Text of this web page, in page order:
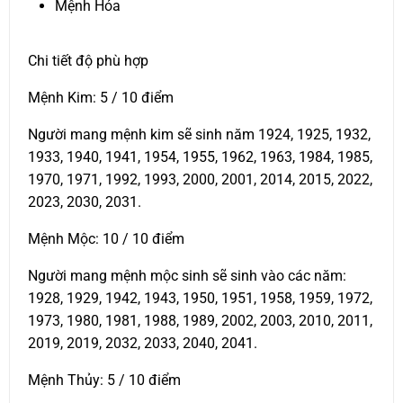
Mệnh Hỏa
Chi tiết độ phù hợp
Mệnh Kim: 5 / 10 điểm
Người mang mệnh kim sẽ sinh năm 1924, 1925, 1932,
1933, 1940, 1941, 1954, 1955, 1962, 1963, 1984, 1985,
1970, 1971, 1992, 1993, 2000, 2001, 2014, 2015, 2022,
2023, 2030, 2031.
Mệnh Mộc: 10 / 10 điểm
Người mang mệnh mộc sinh sẽ sinh vào các năm:
1928, 1929, 1942, 1943, 1950, 1951, 1958, 1959, 1972,
1973, 1980, 1981, 1988, 1989, 2002, 2003, 2010, 2011,
2019, 2019, 2032, 2033, 2040, 2041.
Mệnh Thủy: 5 / 10 điểm